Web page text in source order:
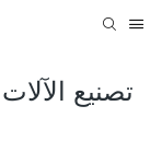
تصنيع